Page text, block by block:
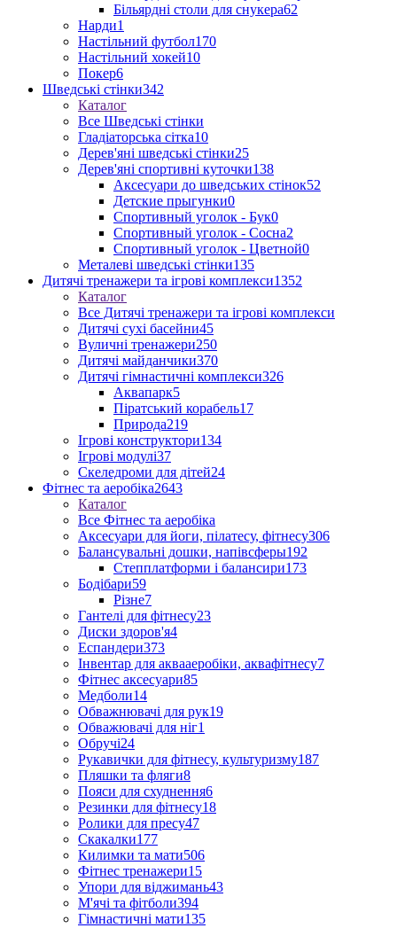
Більярдні столи для снукера62
Нарди1
Настільний футбол170
Настільний хокей10
Покер6
Шведські стінки342
Каталог
Все Шведські стінки
Гладіаторська сітка10
Дерев'яні шведські стінки25
Дерев'яні спортивні куточки138
Аксесуари до шведських стінок52
Детские прыгунки0
Спортивный уголок - Бук0
Спортивный уголок - Сосна2
Спортивный уголок - Цветной0
Металеві шведські стінки135
Дитячі тренажери та ігрові комплекси1352
Каталог
Все Дитячі тренажери та ігрові комплекси
Дитячі сухі басейни45
Вуличні тренажери250
Дитячі майданчики370
Дитячі гімнастичні комплекси326
Аквапарк5
Піратський корабель17
Природа219
Ігрові конструктори134
Ігрові модулі37
Скеледроми для дітей24
Фітнес та аеробіка2643
Каталог
Все Фітнес та аеробіка
Аксесуари для йоги, пілатесу, фітнесу306
Балансувальні дошки, напівсферы192
Степплатформи і балансири173
Бодібари59
Різне7
Гантелі для фітнесу23
Диски здоров'я4
Еспандери373
Інвентар для аквааеробіки, аквафітнесу7
Фітнес аксесуари85
Медболи14
Обважнювачі для рук19
Обважювачі для ніг1
Обручі24
Рукавички для фітнесу, культуризму187
Пляшки та фляги8
Пояси для схуднення6
Резинки для фітнесу18
Ролики для пресу47
Скакалки177
Килимки та мати506
Фітнес тренажери15
Упори для віджимань43
М'ячі та фітболи394
Гімнастичні мати135